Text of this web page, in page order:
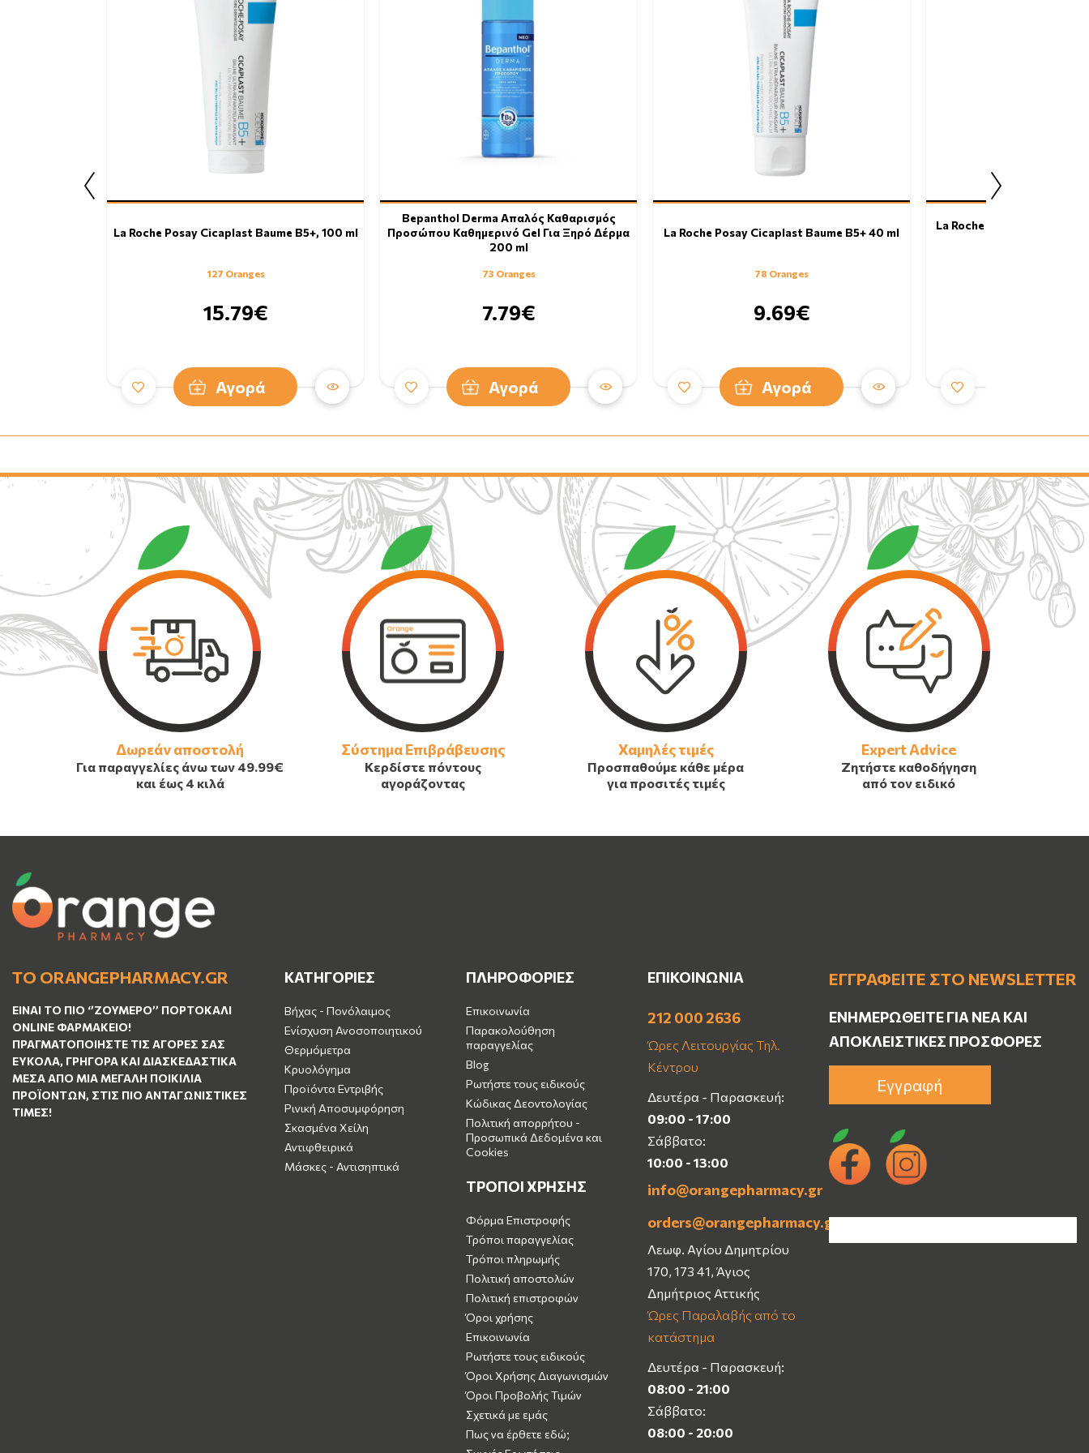
Άμεση και με διάρκεια καταπράυνση του αισθήματος δυσφορίας και καύσου.
Βοηθά στην μείωση της μόνιμης ή διάχυτης ερυθρότητας
24ωρη ενυδάτωση.
Barcodes :
La Roche Posay Cicaplast Baume B5+, 100 ml
127 Oranges
15.79€
Αγορά
Bepanthol Derma Απαλός Καθαρισμός
Προσώπου Καθημερινό Gel Για Ξηρό Δέρμα
200 ml
73 Oranges
7.79€
Αγορά
La Roche Posay Cicaplast Baume B5+ 40 ml
78 Oranges
9.69€
Αγορά
La Roche Posay Toleriane
Δωρεάν αποστολή
Για παραγγελίες άνω των 49.99€
και έως 4 κιλά
Σύστημα Επιβράβευσης
Κερδίστε πόντους
αγοράζοντας
Χαμηλές τιμές
Προσπαθούμε κάθε μέρα
για προσιτές τιμές
Expert Advice
Ζητήστε καθοδήγηση
από τον ειδικό
ΤΟ ORANGEPHARMACY.GR
ΕΊΝΑΙ ΤO ΠΙΟ ‘’ΖΟΥΜΕΡΌ’’ ΠΟΡΤΟΚΑΛΊ
ΟNLINE ΦΑΡΜΑΚΕΊΟ!
ΠΡΑΓΜΑΤΟΠΟΙΉΣΤΕ ΤΙΣ ΑΓΟΡΈΣ ΣΑΣ
ΕΎΚΟΛΑ, ΓΡΉΓΟΡΑ ΚΑΙ ΔΙΑΣΚΕΔΑΣΤΙΚΆ
ΜΈΣΑ ΑΠΌ ΜΙΑ ΜΕΓΆΛΗ ΠΟΙΚΙΛΊΑ
ΠΡΟΪΌΝΤΩΝ, ΣΤΙΣ ΠΙΟ ΑΝΤΑΓΩΝΙΣΤΙΚΈΣ
ΤΙΜΈΣ!
ΚΑΤΗΓΟΡΙΕΣ
Βήχας - Πονόλαιμος
Ενίσχυση Ανοσοποιητικού
Θερμόμετρα
Κρυολόγημα
Προϊόντα Εντριβής
Ρινική Αποσυμφόρηση
Σκασμένα Χείλη
Αντιφθειρικά
Μάσκες - Αντισηπτικά
ΠΛΗΡΟΦΟΡΙΕΣ
Επικοινωνία
Παρακολούθηση
παραγγελίας
Blog
Ρωτήστε τους ειδικούς
Κώδικας Δεοντολογίας
Πολιτική απορρήτου -
Προσωπικά Δεδομένα και
Cookies
ΤΡΟΠΟΙ ΧΡΗΣΗΣ
Φόρμα Επιστροφής
Τρόποι παραγγελίας
Τρόποι πληρωμής
Πολιτική αποστολών
Πολιτική επιστροφών
Όροι χρήσης
Επικοινωνία
Ρωτήστε τους ειδικούς
Όροι Χρήσης Διαγωνισμών
Όροι Προβολής Τιμών
Σχετικά με εμάς
Πως να έρθετε εδώ;
ΕΠΙΚΟΙΝΩΝΙΑ
212 000 2636
Ώρες Λειτουργίας Τηλ.
Κέντρου
Δευτέρα - Παρασκευή:
09:00 - 17:00
Σάββατο:
10:00 - 13:00
info@orangepharmacy.gr
orders@orangepharmacy.gr
Λεωφ. Αγίου Δημητρίου
170, 173 41, Άγιος
Δημήτριος Αττικής
Ώρες Παραλαβής από το
κατάστημα
Δευτέρα - Παρασκευή:
08:00 - 21:00
Σάββατο:
08:00 - 20:00
ΕΓΓΡΑΦΕΊΤΕ ΣΤΟ NEWSLETTER
ΕΝΗΜΕΡΩΘΕΊΤΕ ΓΙΑ ΝΈΑ ΚΑΙ
ΑΠΟΚΛΕΙΣΤΙΚΈΣ ΠΡΟΣΦΟΡΈΣ
Εγγραφή